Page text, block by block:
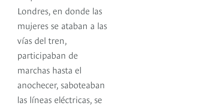
Londres, en donde las
mujeres se ataban a las
vías del tren,
participaban de
marchas hasta el
anochecer, saboteaban
las líneas eléctricas, se